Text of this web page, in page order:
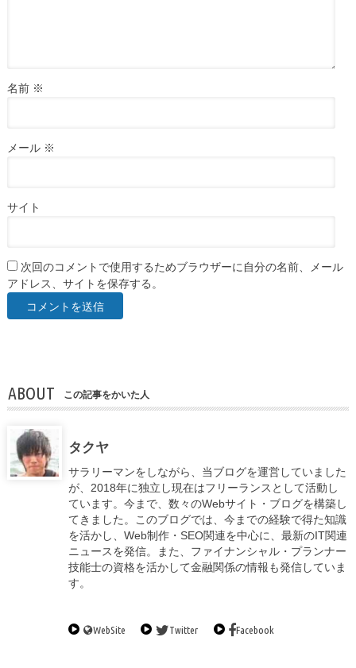
名前 ※
メール ※
サイト
次回のコメントで使用するためブラウザーに自分の名前、メール
アドレス、サイトを保存する。
ABOUT この記事をかいた人
タクヤ
サラリーマンをしながら、当ブログを運営していました
が、2018年に独立し現在はフリーランスとして活動し
ています。今まで、数々のWebサイト・ブログを構築し
てきました。このブログでは、今までの経験で得た知識
を活かし、Web制作・SEO関連を中心に、最新のIT関連
ニュースを発信。また、ファイナンシャル・プランナー
技能士の資格を活かして金融関係の情報も発信していま
す。
WebSite Twitter Facebook